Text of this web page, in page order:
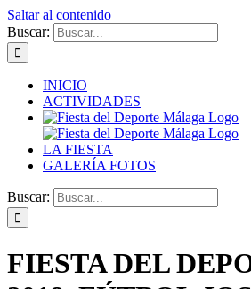
Saltar al contenido
Buscar:
INICIO
ACTIVIDADES
LA FIESTA
GALERÍA FOTOS
Buscar:
FIESTA DEL